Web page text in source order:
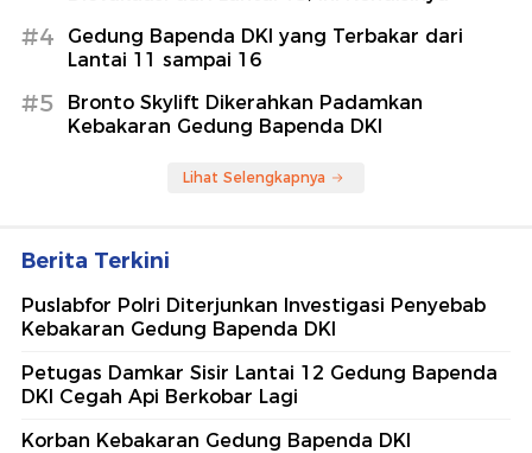
#4
Gedung Bapenda DKI yang Terbakar dari
Lantai 11 sampai 16
#5
Bronto Skylift Dikerahkan Padamkan
Kebakaran Gedung Bapenda DKI
Lihat Selengkapnya
Berita Terkini
Puslabfor Polri Diterjunkan Investigasi Penyebab
Kebakaran Gedung Bapenda DKI
Petugas Damkar Sisir Lantai 12 Gedung Bapenda
DKI Cegah Api Berkobar Lagi
Korban Kebakaran Gedung Bapenda DKI